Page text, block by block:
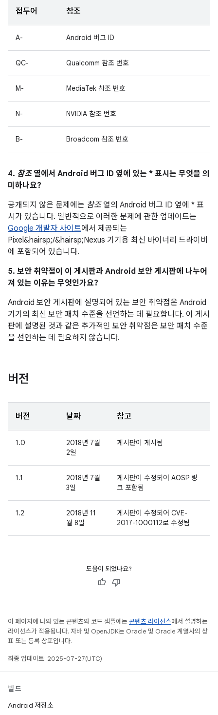
접두어 참조
A- Android 버그 ID
QC- Qualcomm 참조 번호
M- MediaTek 참조 번호
N- NVIDIA 참조 번호
B- Broadcom 참조 번호
4. 참조열에서 Android 버그 ID 옆에 있는 * 표시는 무엇을 의
미하나요?
공개되지 않은 문제에는 참조열의 Android 버그 ID 옆에 * 표
시가 있습니다. 일반적으로 이러한 문제에 관한 업데이트는
Google 개발자 사이트에서 제공되는
Pixel&hairsp;/&hairsp;Nexus 기기용 최신 바이너리 드라이버
에 포함되어 있습니다.
5. 보안 취약점이 이 게시판과 Android 보안 게시판에 나누어
져 있는 이유는 무엇인가요?
Android 보안 게시판에 설명되어 있는 보안 취약점은 Android
기기의 최신 보안 패치 수준을 선언하는 데 필요합니다. 이 게시
판에 설명된 것과 같은 추가적인 보안 취약점은 보안 패치 수준
을 선언하는 데 필요하지 않습니다.
버전
버전 날짜 참고
1.0
2018년 7월
2일
게시판이 게시됨
1.1
2018년 7월
3일
게시판이 수정되어 AOSP 링
크 포함됨
1.2
2018년 11
월 8일
게시판이 수정되어 CVE-
2017-1000112로 수정됨
도움이 되었나요?
이 페이지에 나와 있는 콘텐츠와 코드 샘플에는 콘텐츠 라이선스에서 설명하는
라이선스가 적용됩니다. 자바 및 OpenJDK는 Oracle 및 Oracle 계열사의 상
표 또는 등록 상표입니다.
최종 업데이트: 2025-07-27(UTC)
빌드
Android 저장소